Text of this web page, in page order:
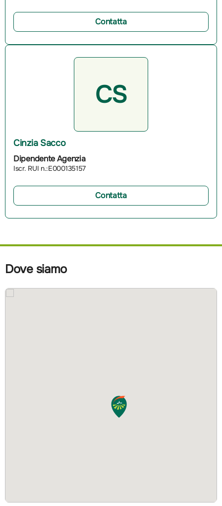
Contatta
CS
Cinzia Sacco
Dipendente Agenzia
Iscr. RUI n.:E000135157
Contatta
Dove siamo